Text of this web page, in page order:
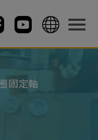
固定軸